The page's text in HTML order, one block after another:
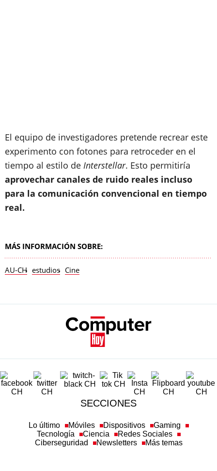
El equipo de investigadores pretende recrear este
experimento con fotones para retroceder en el
tiempo al estilo de Interstellar. Esto permitiría
aprovechar canales de ruido reales incluso
para la comunicación convencional en tiempo
real.
MÁS INFORMACIÓN SOBRE:
AU-CH estudios Cine
SECCIONES
Lo último Móviles Dispositivos
Gaming
Tecnología
Ciencia
Redes Sociales
Ciberseguridad
Newsletters Más temas